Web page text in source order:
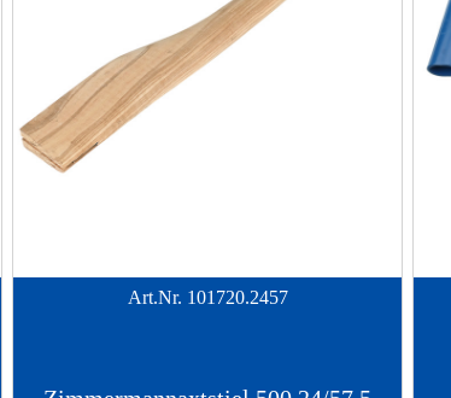
Art.Nr. 101720.2457